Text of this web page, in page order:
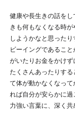
健康や長生きの話を
きも何もなくなる時
しようかなと思った
ビーイングであるこ
がいたりお金をかけ
たくさんあったりす
て体が動かなくなっ
れば自分が安らかに過
力強い言葉に、深く共